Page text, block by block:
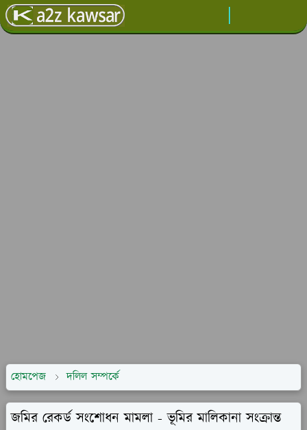
হোমপেজ দলিল সম্পর্কে
জমির রেকর্ড সংশোধন মামলা - ভূমির মালিকানা সংক্রান্ত